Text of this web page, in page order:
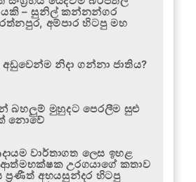
– සුනිල් කන්නන්ගර
අම්පාර හිටපු මහ
නිදා ගන්නා ජාතිය?
බහලුම් මුහුදට පෙරලීම සුළු
නොවේ
වාර්තාගත ලෙස ඉහළ
උරගයාගේ කතාව
ප්‍රණීත් අභයසුන්දර හිටපු